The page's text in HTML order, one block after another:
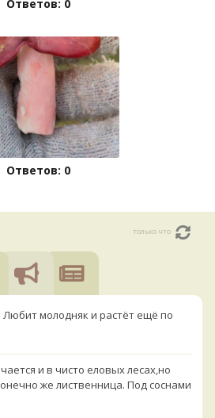
Ответов: 0
Ответов: 0
только что
Любит молодняк и растёт ещё по
и в чисто еловых лесах,но
же лиственница. Под соснами